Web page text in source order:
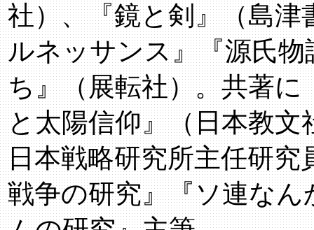
社）、『鏡と剣』（島津
ルネッサンス』『源氏
ち』（展転社）。共著
と太陽信仰』（日本教文
日本戦略研究所主任研
戦争の研究』『ソ連な